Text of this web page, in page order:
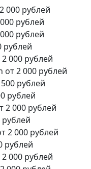
000 рублей
рублей
рублей
рублей
2 000 рублей
от 2 000 рублей
рублей
рублей
2 000 рублей
рублей
2 000 рублей
рублей
2 000 рублей